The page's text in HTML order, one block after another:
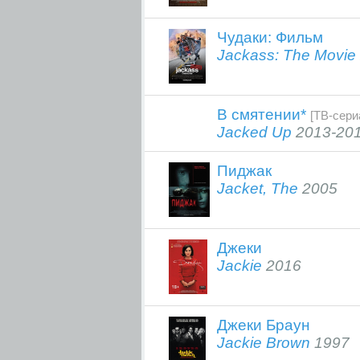
Чудаки: Фильм
Jackass: The Movie
В смятении* [ТВ-
Jacked Up 2013-
Пиджак
Jacket, The 2005
Джеки
Jackie 2016
Джеки Браун
Jackie Brown 1997